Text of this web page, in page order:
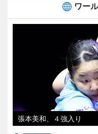
ワー
張本美和、４強入り